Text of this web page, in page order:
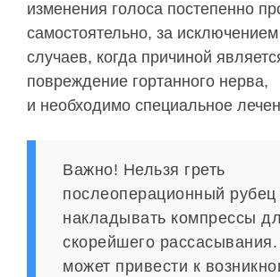
изменения голоса постепенно
самостоятельно, за исключением
случаев, когда причиной
повреждение гортанного нерва,
и необходимо специальное
Важно! Нельзя греть
послеоперационный рубец
накладывать компрессы
скорейшего
может привести к